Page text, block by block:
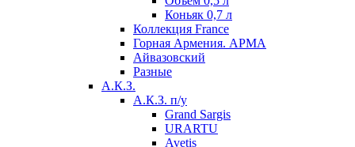
Коньяк 0,7 л
Коллекция France
Горная Армения. АРМА
Айвазовский
Разные
А.К.З.
А.К.З. п/у
Grand Sargis
URARTU
Avetis